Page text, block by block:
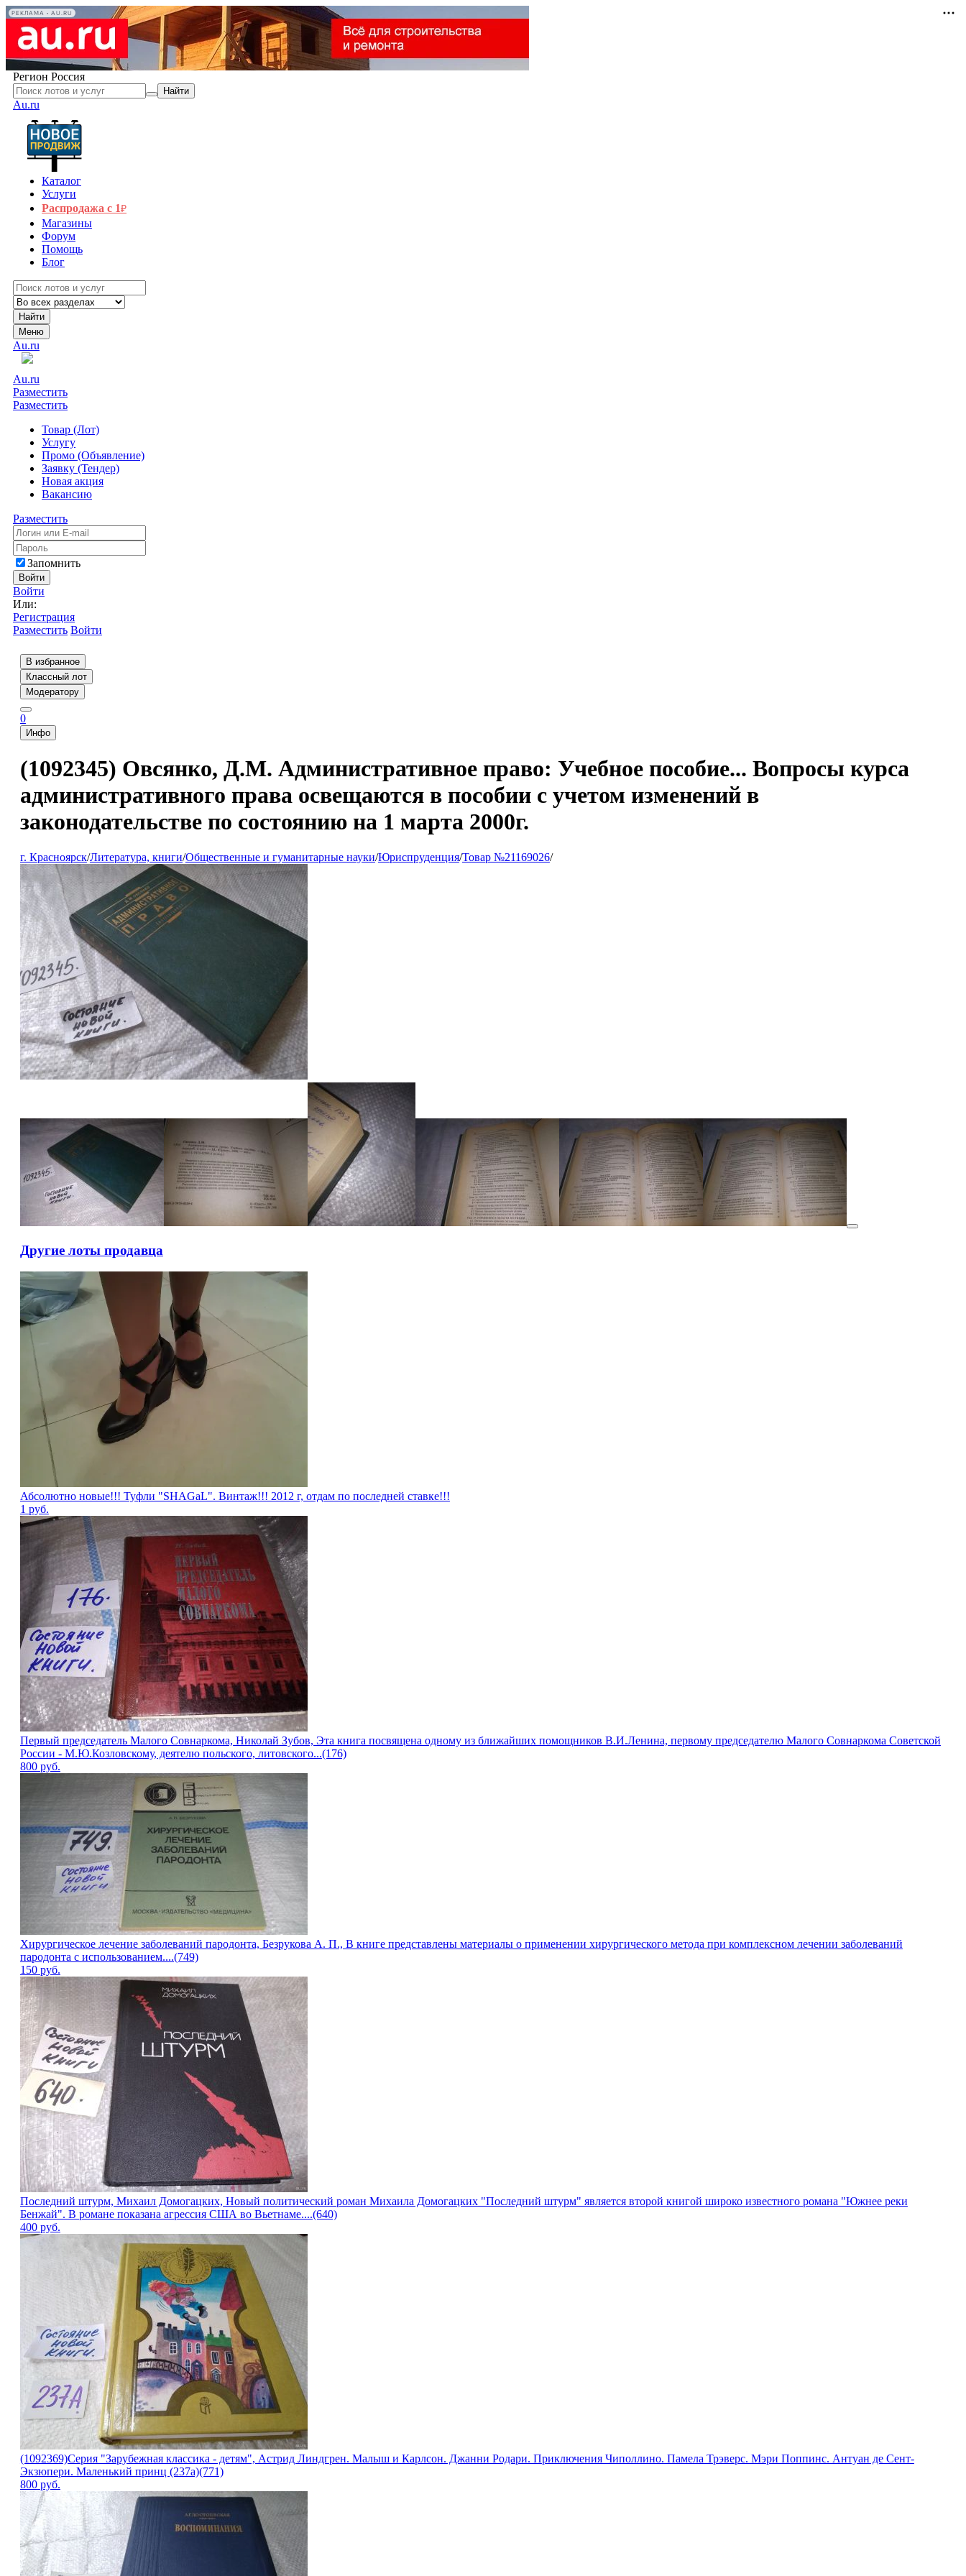
РЕКЛАМА • AU.RU
Регион Россия
Найти
Au.ru
Каталог
Услуги
Распродажа с 1₽
Магазины
Форум
Помощь
Блог
Найти
Меню
Au.ru
Au.ru
Разместить
Разместить
Товар (Лот)
Услугу
Промо (Объявление)
Заявку (Тендер)
Новая акция
Вакансию
Разместить
Запомнить
Войти
Войти
Или:
Регистрация
Разместить Войти
В избранное
Классный лот
Модератору
0
Инфо
(1092345) Овсянко, Д.М. Административное право: Учебное пособие... Вопросы курса
административного права освещаются в пособии с учетом изменений в
законодательстве по состоянию на 1 марта 2000г.
г. Красноярск/Литература, книги/Общественные и гуманитарные науки/Юриспруденция/Товар №21169026/
Другие лоты продавца
Абсолютно новые!!! Туфли "SHAGаL". Винтаж!!! 2012 г, отдам по последней ставке!!!
1 руб.
Первый председатель Малого Совнаркома, Николай Зубов, Эта книга посвящена одному из ближайших помощников В.И.Ленина, первому председателю Малого Совнаркома Советской
России - М.Ю.Козловскому, деятелю польского, литовского...(176)
800 руб.
Хирургическое лечение заболеваний пародонта, Безрукова А. П., В книге представлены материалы о применении хирургического метода при комплексном лечении заболеваний
пародонта с использованием....(749)
150 руб.
Последний штурм, Михаил Домогацких, Новый политический роман Михаила Домогацких "Последний штурм" является второй книгой широко известного романа "Южнее реки
Бенжай". В романе показана агрессия США во Вьетнаме....(640)
400 руб.
(1092369)Серия "Зарубежная классика - детям", Астрид Линдгрен. Малыш и Карлсон. Джанни Родари. Приключения Чиполлино. Памела Трэверс. Мэри Поппинс. Антуан де Сент-
Экзюпери. Маленький принц (237а)(771)
800 руб.